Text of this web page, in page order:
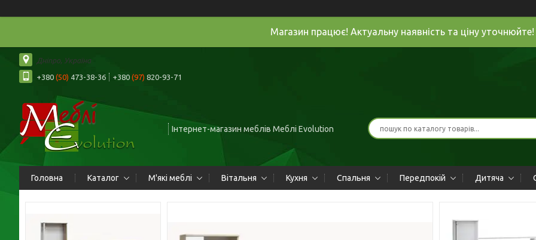
Магазин працює! Актуальну наявність та ціну уточнюйте!
Дніпро, Україна
+380 (50) 473-38-36 +380 (97) 820-93-71
Інтернет-магазин меблів Меблі Evolution
Головна Каталог М'які меблі Вітальня Кухня Спальня Передпокій Дитяча